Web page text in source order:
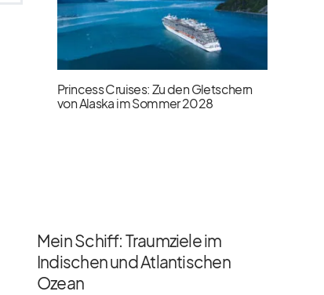
Princess Cruises: Zu den Gletschern
von Alaska im Sommer 2028
Mein Schiff: Traumziele im
Indischen und Atlantischen
Ozean